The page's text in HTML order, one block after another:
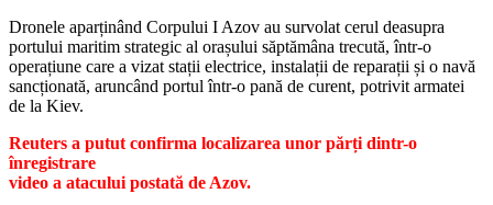
Dronele aparținând Corpului I Azov au survolat cerul deasupra
portului maritim strategic al orașului săptămâna trecută, într-o
operațiune care a vizat stații electrice, instalații de reparații și o navă
sancționată, aruncând portul într-o pană de curent, potrivit armatei
de la Kiev.
Reuters a putut confirma localizarea unor părți dintr-o
înregistrare
video a atacului postată de Azov.